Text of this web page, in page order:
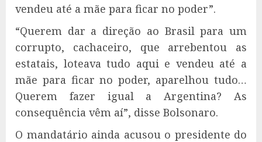
vendeu até a mãe para ficar no poder”.
“Querem dar a direção ao Brasil para um
corrupto, cachaceiro, que arrebentou as
estatais, loteava tudo aqui e vendeu até a
mãe para ficar no poder, aparelhou tudo…
Querem fazer igual a Argentina? As
consequência vêm aí”, disse Bolsonaro.
O mandatário ainda acusou o presidente do